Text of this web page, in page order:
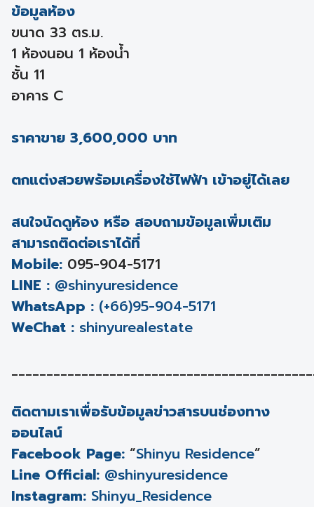
ข้อมูลห้อง
ขนาด 33 ตร.ม.
1 ห้องนอน 1 ห้องน้ำ
ชั้น 11
อาคาร C
ราคาขาย 3,600,000 บาท
ตกแต่งสวยพร้อมเครื่องใช้ไฟฟ้า เข้าอยู่ได้เลย
สนใจนัดดูห้อง หรือ สอบถามข้อมูลเพิ่มเติม
สามารถติดต่อเราได้ที่
Mobile: 095-904-5171
LINE : @shinyuresidence
WhatsApp : (+66)95-904-5171
WeChat : shinyurealestate
ติดตามเราเพื่อรับข้อมูลข่าวสารบนช่องทาง
ออนไลน์
Facebook Page: “Shinyu Residence”
Line Official: @shinyuresidence
Instagram: Shinyu_Residence